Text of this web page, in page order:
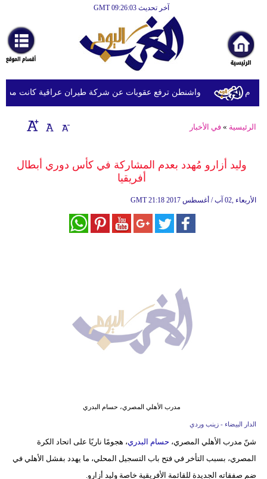
آخر تحديث GMT 09:26:03
أخبارعاجلة
رياضة
ثقافة
إقتصاد
وموسيقى
واشنطن ترفع عقوبات عن شركة طيران عراقية كانت مدرجة
الرئيسية »في الأخبار
وليد أزارو مُهدد بعدم المشاركة في كأس دوري أبطال
أفريقيا
GMT 21:18 2017 الأربعاء ,02 آب / أغسطس
مدرب الأهلي المصري، حسام البدري
الدار البيضاء - زينب وردي
شنّ مدرب الأهلي المصري، حسام البدري، هجومًا ناريًا على اتحاد الكرة
المصري، بسبب التأخر في فتح باب التسجيل المحلي، ما يهدد بفشل الأهلي في
ضم صفقاته الجديدة للقائمة الأفريقية خاصة وليد أزارو.